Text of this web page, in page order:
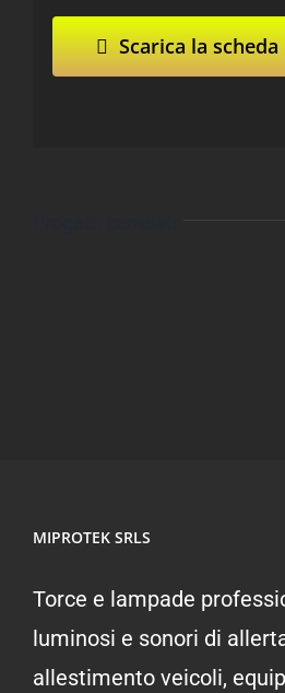
Scarica la
MIPROTEK SRLS
Torce e lampade
luminosi e sonori di
allestimento veicoli,